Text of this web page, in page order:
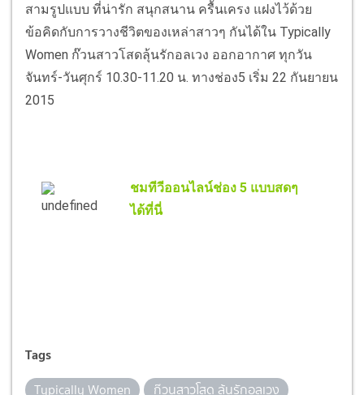
สามรูปแบบ ที่น่ารัก สนุกสนาน ครื้นเครง แฝงไว้ด้วย
ข้อคิดกับการวางชีวิตของเหล่าสาวๆ กันได้ใน Typically
Women ก๊วนสาวโสดลุ้นรักอลเวง ออกอากาศ ทุกวัน
จันทร์-วันศุกร์ 10.30-11.20 น. ทางช่อง5 เริ่ม 22 กันยายน
2015
ชมทีวีออนไลน์ช่อง 5 แบบสดๆ
ได้ที่นี่
Tags
Typically Women ก๊วนสาวโสด ลุ้นรักอลเวง